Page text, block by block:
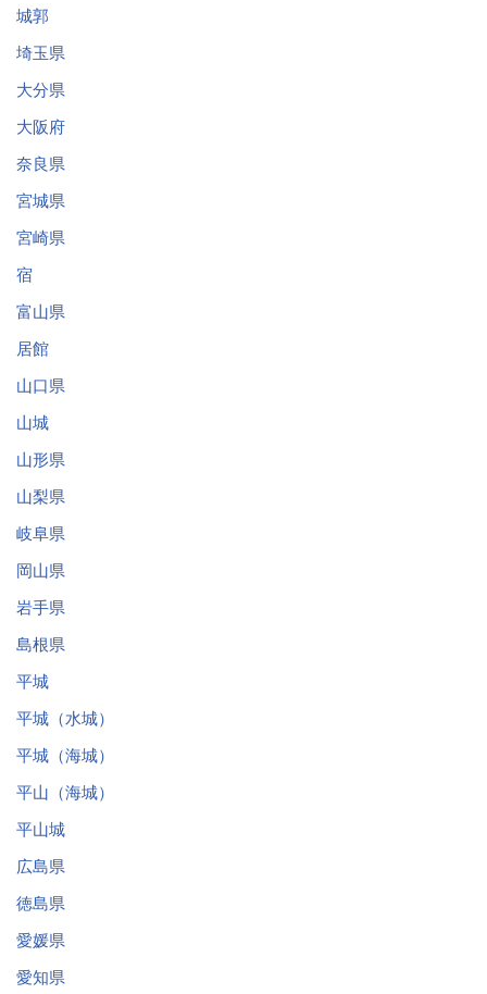
城郭
埼玉県
大分県
大阪府
奈良県
宮城県
宮崎県
宿
富山県
居館
山口県
山城
山形県
山梨県
岐阜県
岡山県
岩手県
島根県
平城
平城（水城）
平城（海城）
平山（海城）
平山城
広島県
徳島県
愛媛県
愛知県